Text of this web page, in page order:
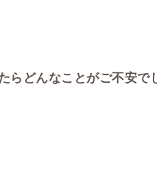
らどんなことがご不安で